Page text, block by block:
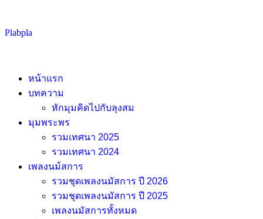
Skip
Plabpla
หน้าแรก
บทความ
หักมุมคิดไปกับลุงสม
มุมพระพร
รวมเทศนา 2025
รวมเทศนา 2024
เพลงนม้สการ
รวมชุดเพลงนมัสการ ปี 2026
รวมชุดเพลงนมัสการ ปี 2025
เพลงนมัสการทั้งหมด